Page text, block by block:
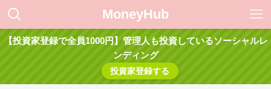
MoneyHub
【投資家登録で全員1000円】管理人も投資しているソーシャルレ
ンディング
投資家登録する